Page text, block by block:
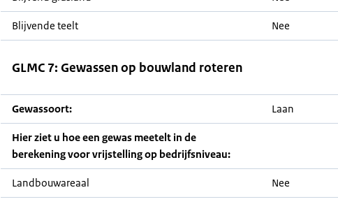
Blijvende teelt Nee
GLMC 7: Gewassen op bouwland roteren
Gewassoort: Laan
Hier ziet u hoe een gewas meetelt in de
berekening voor vrijstelling op bedrijfsniveau:
Landbouwareaal Nee